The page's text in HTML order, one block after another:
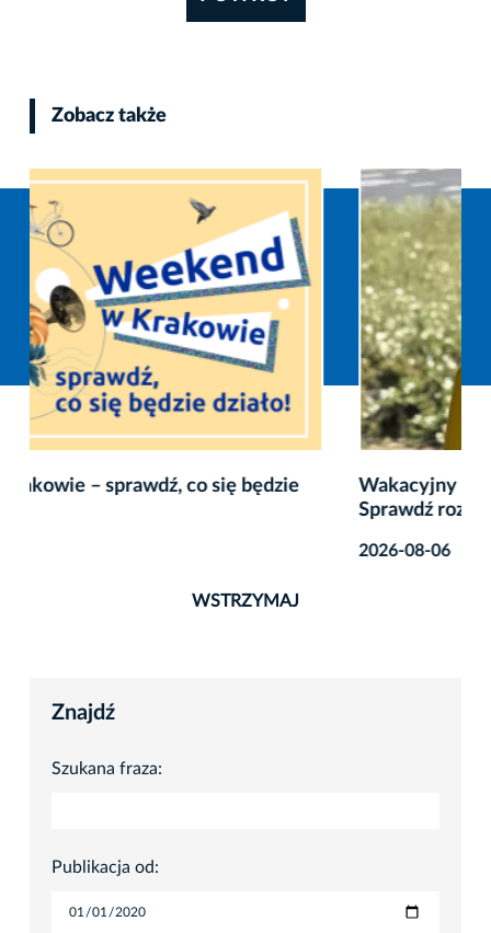
Zobacz także
Wakacyjny weekend z liniami rekreacyjnymi.
WSTRZYMAJ
Znajdź
Szukana fraza:
Publikacja od: